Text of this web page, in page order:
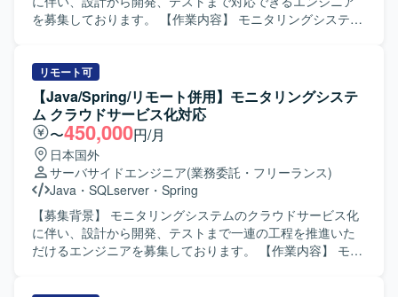
力】 既存Java／Springシステムの改修からテストまで一連
既存資産の移行やPoC後の改修に携わることで、基盤更改
プロジェクトの流れやトラブルシュートのノウハウも習得
していただけます。 【開発環境】 Java／Springを用いた書
店返品WEBシステムの既存環境上での開発および改修作業
を行っていただきます。帳票テンプレート改修やWARデプ
ロイ、テスト工程などを通じて、既存アプリケーションの
保守開発に近い環境で作業していただきます。
を募集しております。 【作業内容】 モニタリングシステム
施、プログラミング、単体テスト、結合・総合テスト、リ
リースおよび各種ドキュメント作成を行っていただきま
す。開発ではAI（Cloud Code）を活用して製造を実施いた
します。 【求める人物像】 主体的にコミュニケーションを
取りながら業務を推進できる方を求めております。 【ポジ
ションの魅力】 モニタリングシステムのクラウドサービス
化という上流工程からリリースまで一連の工程に携わるこ
とができ、設計からテストまで幅広い経験を積むことがで
きます。AI（Cloud Code）を活用した開発に関わること
で、新しい開発手法にも触れていただけます。 【開発環
境】 Java、Spring、SQL、AI（Cloud Code）などを用いた
リモート可
【Java/Spring/リモート併用】モニタリングシステ
ム クラウドサービス化対応
〜450,000円/月
日本国外
サーバサイドエンジニア(業務委託・フリーランス)
Java ・ SQLserver ・ Spring
【募集背景】 モニタリングシステムのクラウドサービス化
に伴い、設計から開発、テストまで一連の工程を推進いた
だけるエンジニアを募集しております。 【作業内容】 モニ